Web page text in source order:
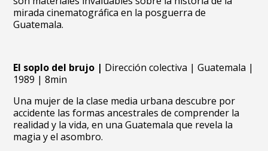
mirada cinematográfica en la posguerra de
Guatemala.
El soplo del brujo | Dirección colectiva | Guatemala |
1989 | 8min
Una mujer de la clase media urbana descubre por
accidente las formas ancestrales de comprender la
realidad y la vida, en una Guatemala que revela la
magia y el asombro.